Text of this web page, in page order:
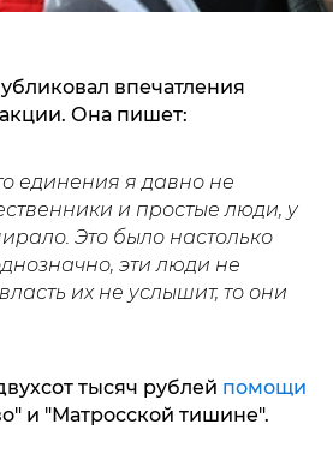
впечатления
Она пишет:
единения я давно не
и простые люди, у
Это было настолько
эти люди не
их не услышит, то они
тысяч рублей помощи
и "Матросской тишине".